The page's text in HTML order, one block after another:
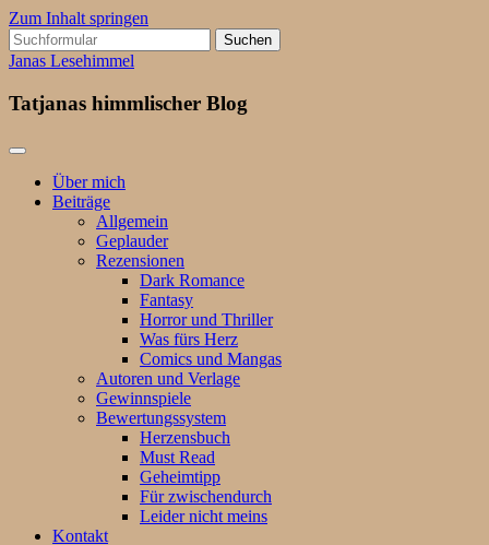
Zum Inhalt springen
Suchen
nach:
Janas Lesehimmel
Tatjanas himmlischer Blog
Über mich
Beiträge
Allgemein
Geplauder
Rezensionen
Dark Romance
Fantasy
Horror und Thriller
Was fürs Herz
Comics und Mangas
Autoren und Verlage
Gewinnspiele
Bewertungssystem
Herzensbuch
Must Read
Geheimtipp
Für zwischendurch
Leider nicht meins
Kontakt